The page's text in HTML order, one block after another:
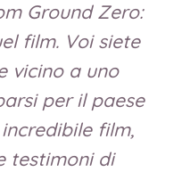
Ground Zero:
film. Voi siete
vicino a uno
per il paese
film,
testimoni di